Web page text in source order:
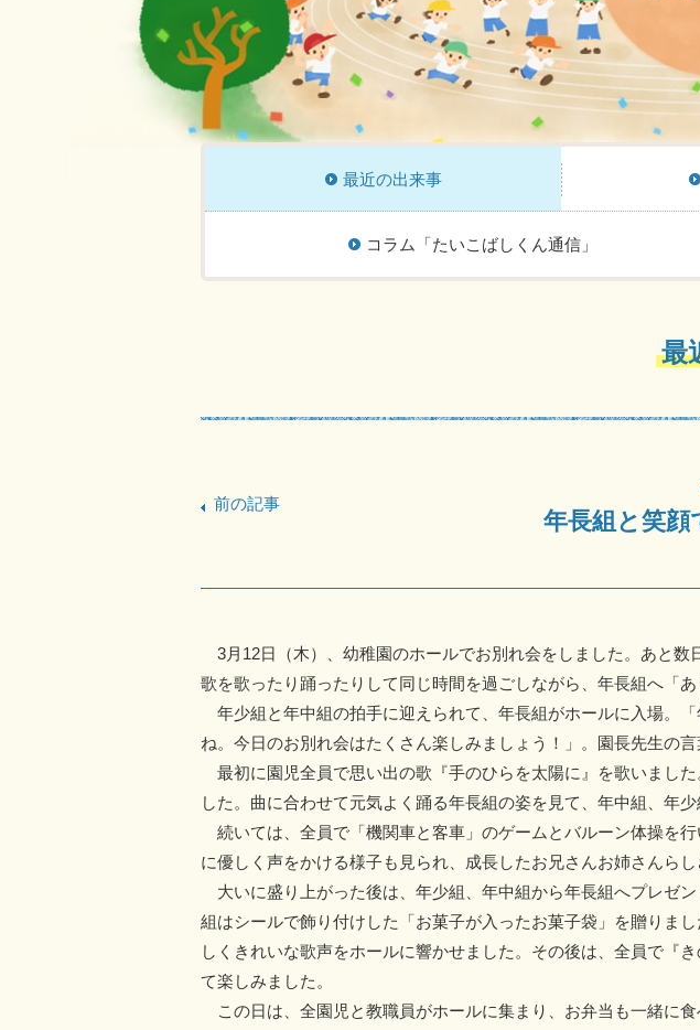
最近の出来事
コラム「たいこばしくん通信」
最
前の記事
年長組と笑顔
3月12日（木）、幼稚園のホールでお別れ会をしました。あと
歌を歌ったり踊ったりして同じ時間を過ごしながら、年長組へ「
年少組と年中組の拍手に迎えられて、年長組がホールに入場。
ね。今日のお別れ会はたくさん楽しみましょう！」。園長先生の
最初に園児全員で思い出の歌『手のひらを太陽に』を歌いまし
した。曲に合わせて元気よく踊る年長組の姿を見て、年中組、年
続いては、全員で「機関車と客車」のゲームとバルーン体操を
に優しく声をかける様子も見られ、成長したお兄さんお姉さんらし
大いに盛り上がった後は、年少組、年中組から年長組へプレゼ
組はシールで飾り付けした「お菓子が入ったお菓子袋」を贈りま
しくきれいな歌声をホールに響かせました。その後は、全員で『
て楽しみました。
この日は、全園児と教職員がホールに集まり、お弁当も一緒に